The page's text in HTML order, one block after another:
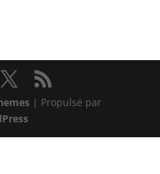
| Propulsé par